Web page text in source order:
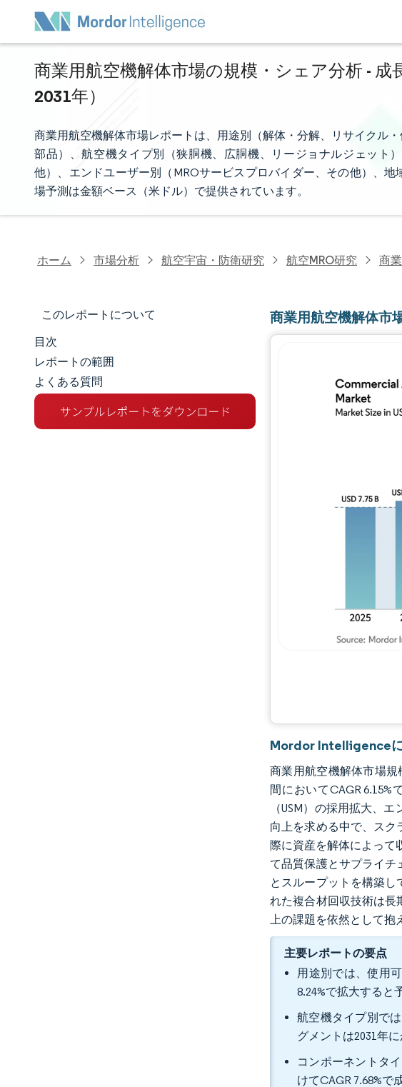
商業用航空機解体市場の規模・シェア分析 -
2031年）
商業用航空機解体市場レポートは、用途別（解体・分解、リサイクル
部品）、航空機タイプ別（狭胴機、広胴機、リージョナルジェット
他）、エンドユーザー別（MROサービスプロバイダー、その他）、
場予測は金額ベース（米ドル）で提供されています。
ホーム 市場分析 航空宇宙・防衛研究 航空MRO研究 商
このレポートについて
市場規模とシェア
市場分析
トレンドとインサイト
目次
レポートの範囲
よくある質問
商業用航空機解体市
Mordor Intelligence
商業用航空機解体市場規
間においてCAGR
（USM）の採用拡大、
向上を求める中で、スク
際に資産を解体によって
て品質保護とサプライチ
とスループットを構築
れた複合材回収技術は長
上の課題を依然として抱
主要レポートの要点
用途別では、使用
8.24%で拡大すると
航空機タイプ別で
グメントは2031年
コンポーネントタ
けてCAGR 7.68%で